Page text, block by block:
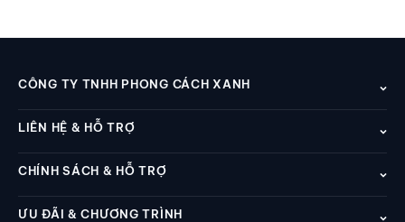
CÔNG TY TNHH PHONG CÁCH XANH
LIÊN HỆ & HỖ TRỢ
CHÍNH SÁCH & HỖ TRỢ
ƯU ĐÃI & CHƯƠNG TRÌNH